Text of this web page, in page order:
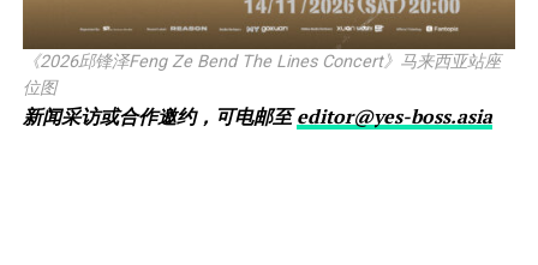
《2026邱锋泽Feng Ze Bend The Lines Concert》马来西亚站座
位图
新闻采访或合作邀约，可电邮至editor@yes-boss.asia